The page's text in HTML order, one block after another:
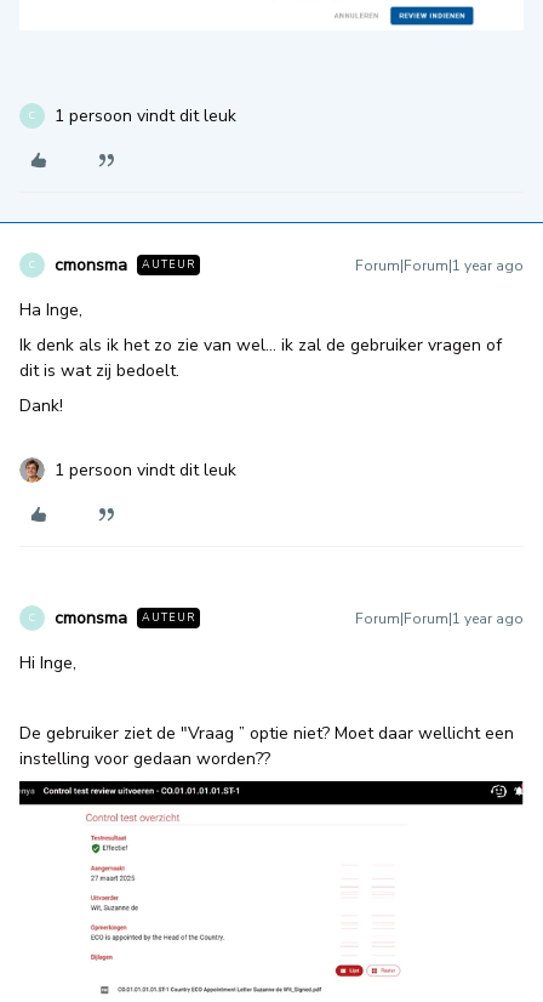
C 1 persoon vindt dit leuk
C cmonsma AUTEUR Forum|Forum|1 year ago
Ha Inge,
Ik denk als ik het zo zie van wel… ik zal de gebruiker vragen of
dit is wat zij bedoelt.
Dank!
1 persoon vindt dit leuk
C cmonsma AUTEUR Forum|Forum|1 year ago
Hi Inge,
De gebruiker ziet de "Vraag ” optie niet? Moet daar wellicht een
instelling voor gedaan worden??